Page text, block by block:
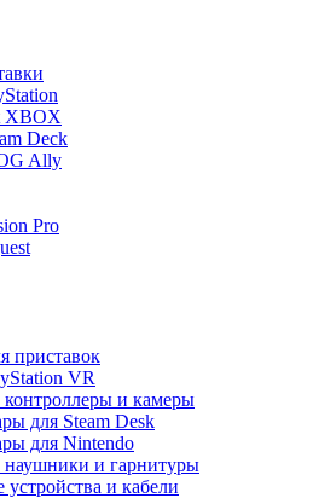
XBOX
Deck
Ally
Pro
приставок
VR
и камеры
для Steam Desk
для Nintendo
и гарнитуры
устройства и кабели